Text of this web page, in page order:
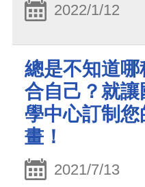
2022/1/12
總是不知道
合自己？就
學中心訂制
畫！
2021/7/13